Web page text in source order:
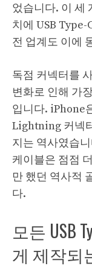
었습니다. 이 세
치에 USB
전 업계도 이에
독점 커넥터를
변화로 인해 가
입니다. iPhone
Lightning 커넥
지는 역사였습
케이블은 점점
만 했던 역사적
다.
모든 USB
게 제작되